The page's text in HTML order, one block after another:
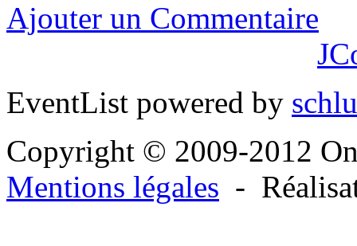
Ajouter un Commentaire
EventList powered by
Copyright © 2009-2012
Mentions légales -